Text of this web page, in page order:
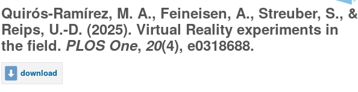
Quirós-Ramírez, M. A., Feineisen, A., Streuber, S., &
Reips, U.-D. (2025). Virtual Reality experiments in
the field. PLOS One, 20(4), e0318688.
download